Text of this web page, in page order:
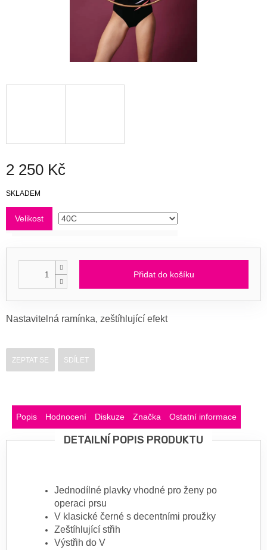
2 250 Kč
Měrná
SKLADEM
Velikost
Přidat do košíku
Nastavitelná ramínka, zeštíhlující efekt
ZEPTAT SE SDÍLET
Popis Hodnocení Diskuze Značka Ostatní informace
DETAILNÍ POPIS PRODUKTU
Jednodílné plavky vhodné pro ženy po
operaci prsu
V klasické černé s decentními proužky
Zeštíhlující střih
Výstřih do V